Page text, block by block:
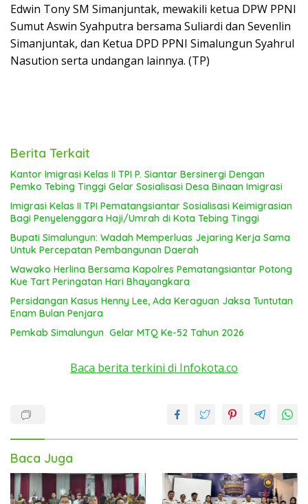
Edwin Tony SM Simanjuntak, mewakili ketua DPW PPNI
Sumut Aswin Syahputra bersama Suliardi dan Sevenlin
Simanjuntak, dan Ketua DPD PPNI Simalungun Syahrul
Nasution serta undangan lainnya. (TP)
Berita Terkait
Kantor Imigrasi Kelas II TPI P. Siantar Bersinergi Dengan
Pemko Tebing Tinggi Gelar Sosialisasi Desa Binaan Imigrasi
Imigrasi Kelas II TPI Pematangsiantar Sosialisasi Keimigrasian
Bagi Penyelenggara Haji/Umrah di Kota Tebing Tinggi
Bupati Simalungun: Wadah Memperluas Jejaring Kerja Sama
Untuk Percepatan Pembangunan Daerah
Wawako Herlina Bersama Kapolres Pematangsiantar Potong
Kue Tart Peringatan Hari Bhayangkara
Persidangan Kasus Henny Lee, Ada Keraguan Jaksa Tuntutan
Enam Bulan Penjara
Pemkab Simalungun Gelar MTQ Ke-52 Tahun 2026
Baca berita terkini di Infokota.co
Baca Juga